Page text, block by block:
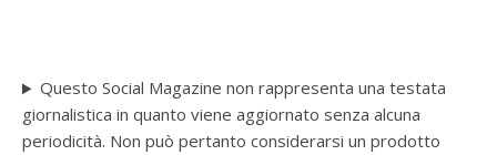
Questo Social Magazine non rappresenta una testata
giornalistica in quanto viene aggiornato senza alcuna
periodicità. Non può pertanto considerarsi un prodotto